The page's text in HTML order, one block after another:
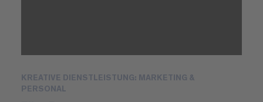
KREATIVE DIENSTLEISTUNG: MARKETING &
PERSONAL